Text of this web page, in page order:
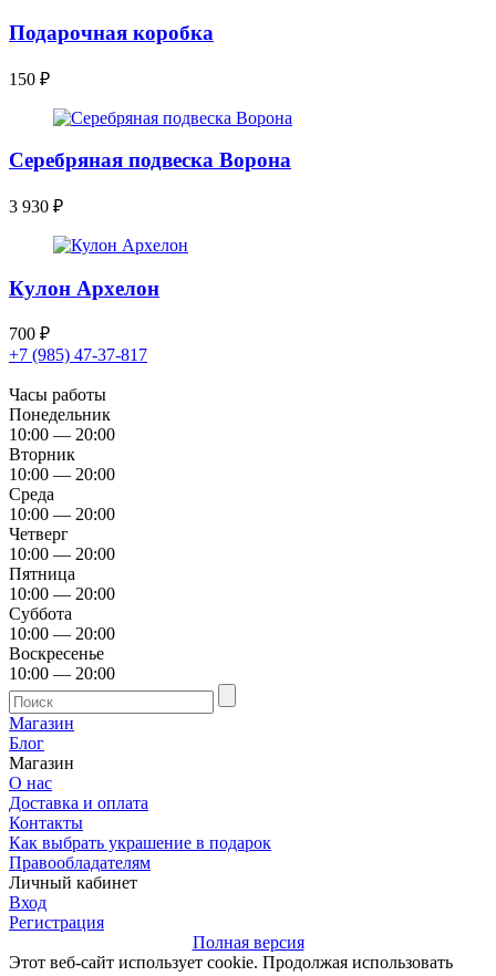
Подарочная коробка
150 ₽
Серебряная подвеска Ворона
3 930 ₽
Кулон Архелон
700 ₽
+7 (985) 47-37-817
Часы работы
Понедельник
10:00 — 20:00
Вторник
10:00 — 20:00
Среда
10:00 — 20:00
Четверг
10:00 — 20:00
Пятница
10:00 — 20:00
Суббота
10:00 — 20:00
Воскресенье
10:00 — 20:00
Магазин
Блог
Магазин
О нас
Доставка и оплата
Контакты
Как выбрать украшение в подарок
Правообладателям
Личный кабинет
Вход
Регистрация
Полная версия
Этот веб-сайт использует cookie. Продолжая использовать